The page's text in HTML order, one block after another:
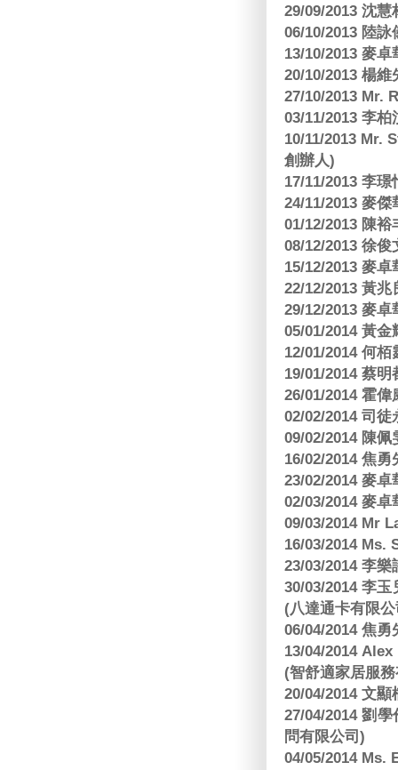
29/09/2013 沈
06/10/2013 陸
13/10/2013 麥
20/10/2013 楊
27/10/2013 Mr.
03/11/2013 李
10/11/2013 Mr.
創辦人)
17/11/2013 李
24/11/2013 麥
01/12/2013 陳
08/12/2013 徐
15/12/2013 麥
22/12/2013 黃
29/12/2013 麥
05/01/2014 黃
12/01/2014 何
19/01/2014 蔡
26/01/2014 霍
02/02/2014 司
09/02/2014 陳
16/02/2014 焦
23/02/2014 麥
02/03/2014 麥
09/03/2014 Mr
16/03/2014 Ms.
23/03/2014 李
30/03/2014 李
(八達通卡有限
06/04/2014 焦
13/04/2014
(智舒適家居服
20/04/2014 文
27/04/2014 劉
問有限公司)
04/05/2014 Ms.